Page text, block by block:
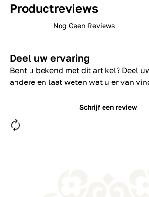
Productreviews
Nog Geen Reviews
Deel uw ervaring
Bent u bekend met dit artikel? Deel
andere en laat weten wat u er van
Schrijf een review